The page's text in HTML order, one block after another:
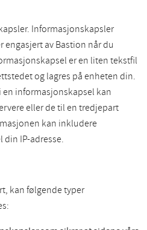
Informasjonskapsler
engasjert av Bastion når du
er en liten tekstfil
og lagres på enheten din.
informasjonskapsel kan
eller de til en tredjepart
kan inkludere
din IP-adresse.
kan følgende typer